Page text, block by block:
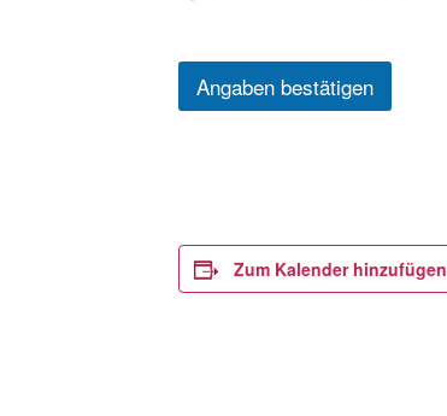
Angaben bestätigen
Zum Kalender hinzufügen